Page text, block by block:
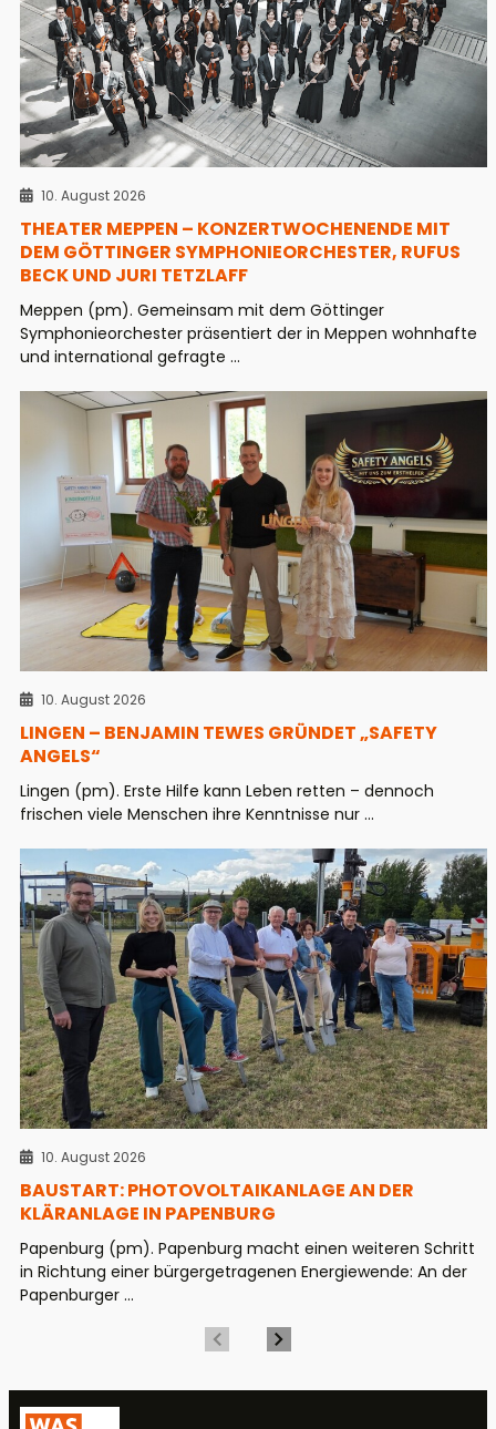
10. August 2026
THEATER MEPPEN – KONZERTWOCHENENDE MIT
DEM GÖTTINGER SYMPHONIEORCHESTER, RUFUS
BECK UND JURI TETZLAFF
Meppen (pm). Gemeinsam mit dem Göttinger
Symphonieorchester präsentiert der in Meppen wohnhafte
und international gefragte ...
10. August 2026
LINGEN – BENJAMIN TEWES GRÜNDET „SAFETY
ANGELS“
Lingen (pm). Erste Hilfe kann Leben retten – dennoch
frischen viele Menschen ihre Kenntnisse nur ...
10. August 2026
BAUSTART: PHOTOVOLTAIKANLAGE AN DER
KLÄRANLAGE IN PAPENBURG
Papenburg (pm). Papenburg macht einen weiteren Schritt
in Richtung einer bürgergetragenen Energiewende: An der
Papenburger ...